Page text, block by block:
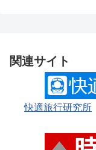
関連サイト
快適旅行研究所